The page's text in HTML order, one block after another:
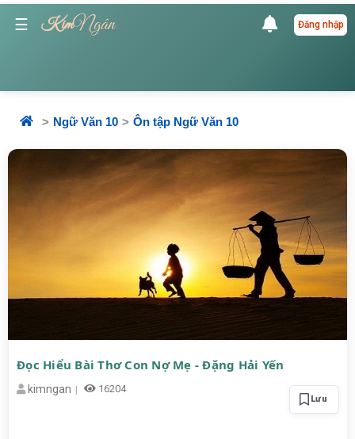
☰ KimNgân Đăng nhập
Ngữ Văn 10 Ôn tập Ngữ Văn 10
Đọc Hiểu Bài Thơ Con Nợ Mẹ - Đặng Hải Yến
kimngan 16204
Lưu